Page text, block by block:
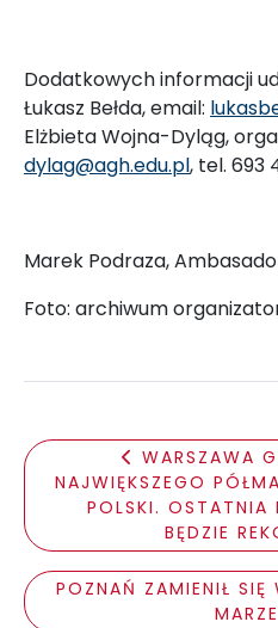
Dodatkowych informacji
Łukasz Bełda, email:
Elżbieta Wojna-Dyląg,
dylag@agh.edu.pl, tel. 693
Marek Podraza,
Foto: archiwum
WARSZAWA
NAJWIĘKSZEGO
POLSKI. OSTATNIA
BĘDZIE
POZNAŃ ZAMIENIŁ